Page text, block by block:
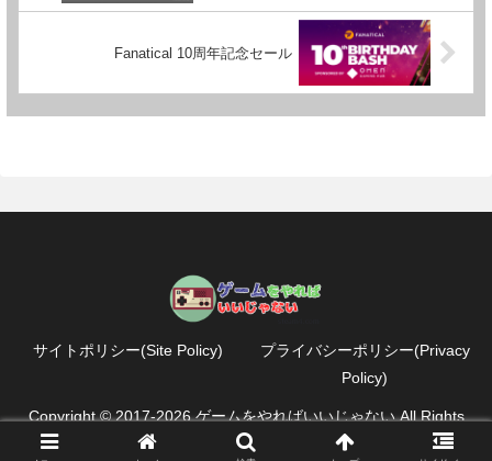
Fanatical 10周年記念セール
サイトポリシー(Site Policy)
プライバシーポリシー(Privacy
Policy)
Copyright © 2017-2026 ゲームをやればいいじゃない All Rights
Reserved.